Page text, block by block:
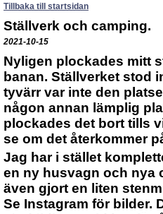
Tillbaka till startsidan
Ställverk och camping.
2021-10-15
Nyligen plockades mitt
banan. Ställverket stod
tyvärr var inte den
någon annan lämplig
plockades det bort tills
se om det återkommer
Jag har i stället
en ny husvagn och nya
även gjort en liten
Se Instagram för bilder.